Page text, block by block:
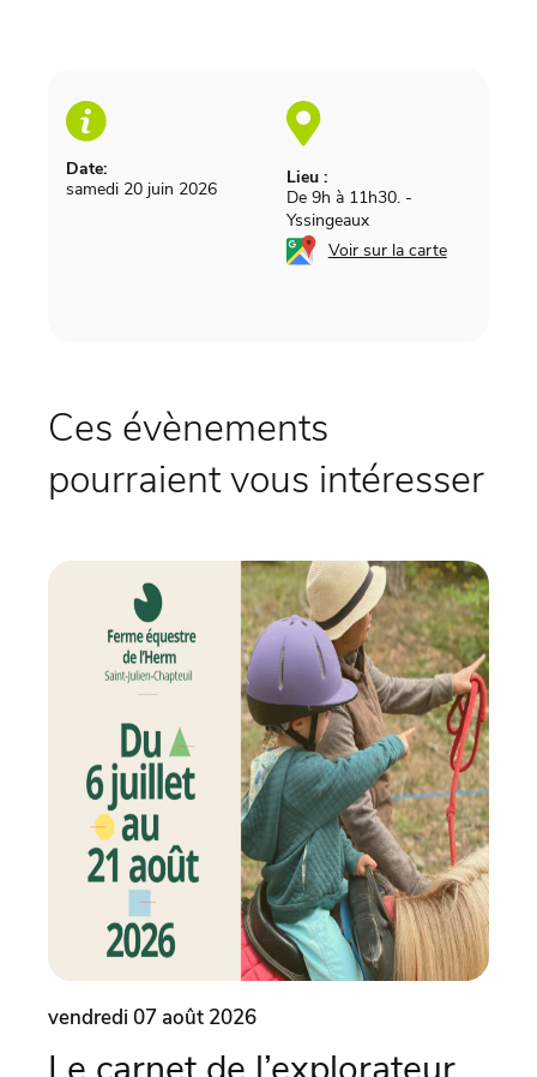
Date:
samedi 20 juin 2026
Lieu :
De 9h à 11h30. -
Yssingeaux
Voir sur la carte
Ces évènements
pourraient vous intéresser
vendredi 07 août 2026